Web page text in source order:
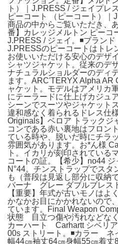
ト）｜J.PRESS / ジェイプレ
ピーコート （ピーコート）｜
商品の中からご覧いただき、
番】カレッジメルトン ピーコ
J.PRESS / ジェイ。◾️ブラン
J.PRESSのピーコートはトレ
お使いいただける安心のデザ
シャツジャケット。従来のデ
ナチュラルショルダーのディ
ます。ARC'TERYX Alpha AR
ャケット。モデルはアメリカ
にテーラードに仕上げカジュ
シーンでスーツやジャケット
違和感なく着られるドレス仕
Originals】ベロア トラックジ
コンである赤い裏地はフロン
ている時や、脱いだ時にチラ
雰囲気があります。お*ん様
ト。イカリが刻印されている
コートの証。【希少】no44
N°44。チンストラップでスタ
も（普段は見返し部分に収納
バーナ グレー ダブルブレス
【重要】年式が古いモノはよ
かなかお目にかかれないので
ています。Final Weapon
状態 目立つ傷や汚れなどな
カーハート Carhartt シベリ
00s ストリート。◾️カラー ネ
幅44㎝袖丈64㎝身幅55㎝着